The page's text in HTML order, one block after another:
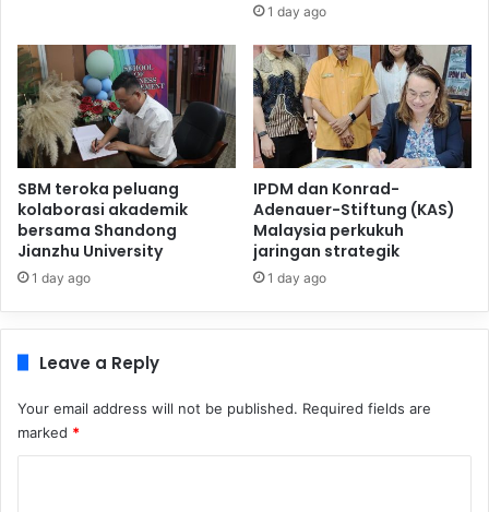
1 day ago
SBM teroka peluang
kolaborasi akademik
bersama Shandong
Jianzhu University
1 day ago
IPDM dan Konrad-
Adenauer-Stiftung (KAS)
Malaysia perkukuh
jaringan strategik
1 day ago
Leave a Reply
Your email address will not be published. Required fields are
marked *